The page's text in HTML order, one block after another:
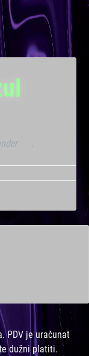
.
PDV je uračunat
dužni platiti.